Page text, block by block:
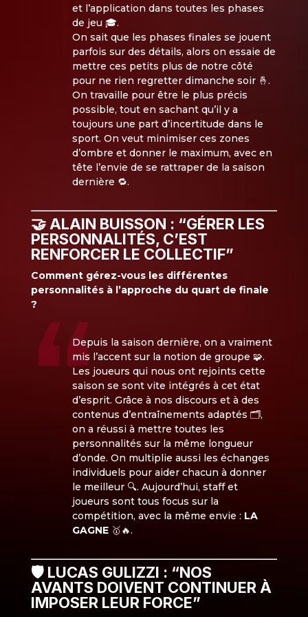
et l’application dans toutes les phases
de jeu 🎓.
On sait que les phases finales se jouent
parfois sur des détails, alors on essaie de
mettre ces petits plus de notre côté
pour ne rien regretter dimanche soir 🤞.
On travaille pour être le plus précis
possible, tout en sachant qu’il y a
toujours une part d’incertitude dans le
sport. On veut minimiser ces zones
d’ombre et donner le maximum, avec en
tête l’envie de se rattraper de la saison
dernière 🔁.
🤝 ALAIN BUISSON : “GÉRER LES
PERSONNALITÉS, C’EST
RENFORCER LE COLLECTIF”
Comment gérez-vous les différentes
personnalités à l’approche du quart de finale
?
Depuis la saison dernière, on a vraiment
mis l’accent sur la notion de groupe 🧩.
Les joueurs qui nous ont rejoints cette
saison se sont vite intégrés à cet état
d’esprit. Grâce à nos discours et à des
contenus d’entraînements adaptés 🗂️,
on a réussi à mettre toutes les
personnalités sur la même longueur
d’onde. On multiplie aussi les échanges
individuels pour aider chacun à donner
le meilleur 🔍. Aujourd’hui, staff et
joueurs sont tous focus sur la
compétition, avec la même envie : LA
GAGNE🥇🔥.
🛡️ LUCAS GULIZZI : “NOS
AVANTS DOIVENT CONTINUER À
IMPOSER LEUR FORCE”